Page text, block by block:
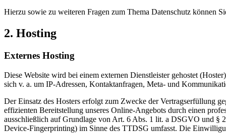
Hierzu sowie zu weiteren Fragen zum Thema Datenschutz können
2. Hosting
Externes Hosting
Diese Website wird bei einem externen Dienstleister gehostet
sich v. a. um IP-Adressen, Kontaktanfragen, Meta- und
Der Einsatz des Hosters erfolgt zum Zwecke der Vertragserfüllung
effizienten Bereitstellung unseres Online-Angebots durch einen
ausschließlich auf Grundlage von Art. 6 Abs. 1 lit. a DSGVO und §
Device-Fingerprinting) im Sinne des TTDSG umfasst. Die